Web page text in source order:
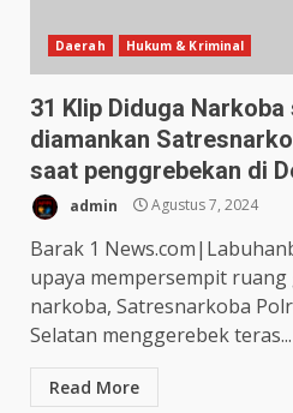
Daerah Hukum & Kriminal
31 Klip Diduga
diamankan
saat penggrebekan di
admin Agustus 7, 2024
Barak 1
upaya mempersempit
narkoba, Satresnarkoba
Selatan menggerebek teras...
Read More